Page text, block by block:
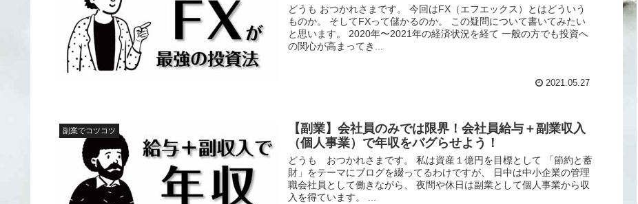
どうも おつかれさまです。 今回はFX（エフエックス）とはどういう
ものか。 そしてFXって儲かるのか。 この疑問について書いてみたい
と思います。 2020年〜2021年の経済状況を経て 一般の方でも投資へ
の関心が高まってき...
2021.05.27
副業でコツコツ
【副業】会社員のみでは限界！会社員給与＋副業収入
（個人事業）で年収をバグらせよう！
どうも おつかれさまです。 私は資産１億円を目標として 「節約と蓄
財」をテーマにブログを綴ってるわけですが、 日中は中小企業の管理
職会社員として働きながら、 夜間や休日は副業として個人事業から収
入を得ています。 ...